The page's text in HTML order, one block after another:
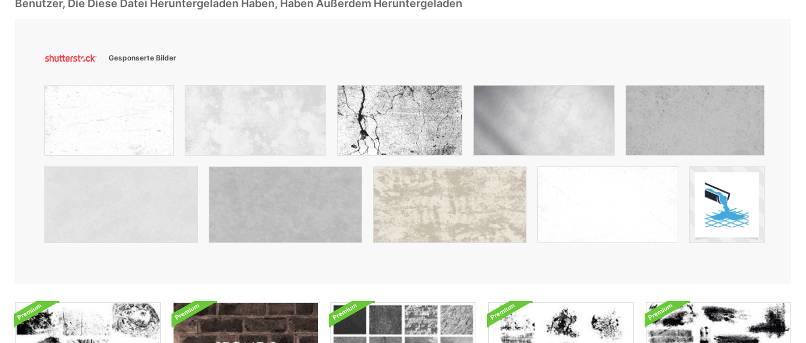
Benutzer, Die Diese Datei Heruntergeladen Haben, Haben Außerdem Heruntergeladen
Gesponserte Bilder